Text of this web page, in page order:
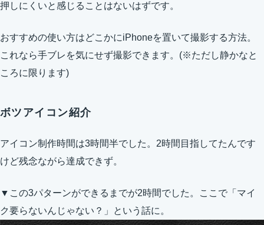
押しにくいと感じることはないはずです。
おすすめの使い方はどこかにiPhoneを置いて撮影する方法。
これなら手ブレを気にせず撮影できます。(※ただし静かなと
ころに限ります)
ボツアイコン紹介
アイコン制作時間は3時間半でした。2時間目指してたんです
けど残念ながら達成できず。
▼この3パターンができるまでが2時間でした。ここで「マイ
ク要らないんじゃない？」という話に。